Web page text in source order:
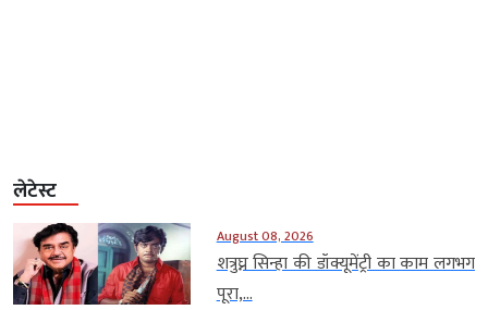
लेटेस्ट
August 08, 2026
शत्रुघ्न सिन्हा की डॉक्यूमेंट्री का काम लगभग
पूरा,...